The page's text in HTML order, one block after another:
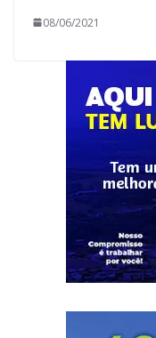
08/06/2021